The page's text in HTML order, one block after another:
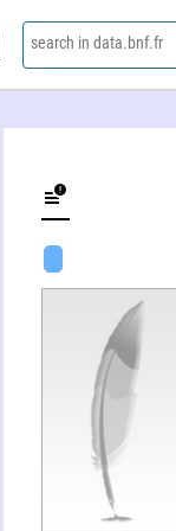
search in data.bnf.fr